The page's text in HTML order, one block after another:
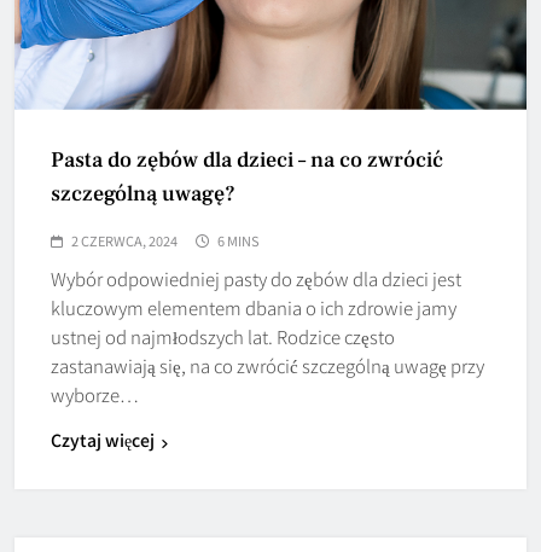
Pasta do zębów dla dzieci – na co zwrócić
szczególną uwagę?
2 CZERWCA, 2024 6 MINS
Wybór odpowiedniej pasty do zębów dla dzieci jest
kluczowym elementem dbania o ich zdrowie jamy
ustnej od najmłodszych lat. Rodzice często
zastanawiają się, na co zwrócić szczególną uwagę przy
wyborze…
Czytaj więcej